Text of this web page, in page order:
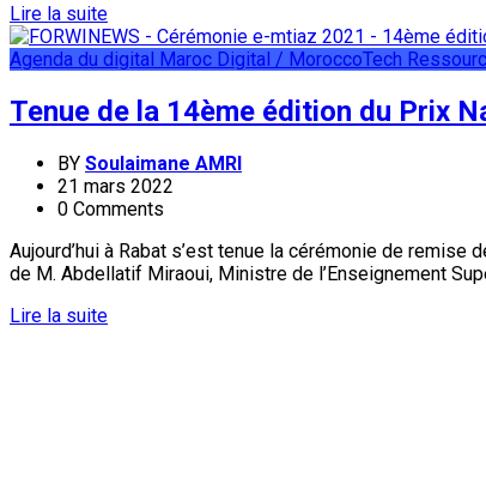
Lire la suite
Agenda du digital Maroc Digital / MoroccoTech
Tenue de la 14ème édition du Prix
BY Soulaimane AMRI
21 mars 2022
0 Comments
Aujourd’hui à Rabat s’est tenue la cérémonie de
de M. Abdellatif Miraoui, Ministre de l’Enseignement
Lire la suite